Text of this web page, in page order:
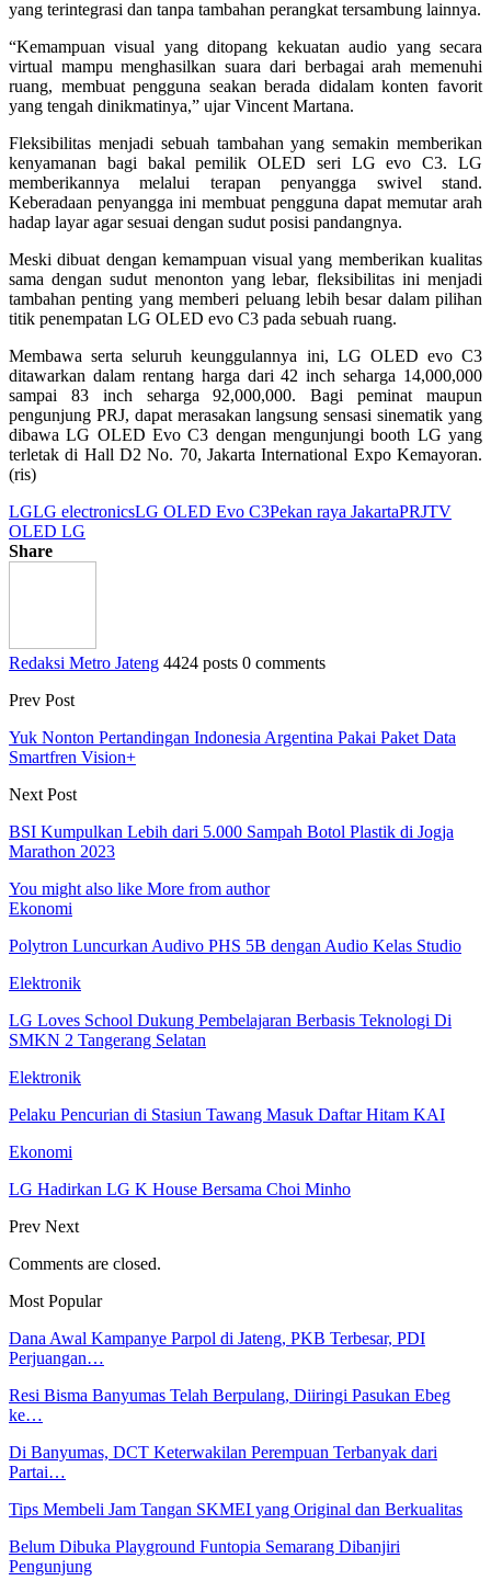
yang terintegrasi dan tanpa tambahan perangkat tersambung lainnya.
“Kemampuan visual yang ditopang kekuatan audio yang secara
virtual mampu menghasilkan suara dari berbagai arah memenuhi
ruang, membuat pengguna seakan berada didalam konten favorit
yang tengah dinikmatinya,” ujar Vincent Martana.
Fleksibilitas menjadi sebuah tambahan yang semakin memberikan
kenyamanan bagi bakal pemilik OLED seri LG evo C3. LG
memberikannya melalui terapan penyangga swivel stand.
Keberadaan penyangga ini membuat pengguna dapat memutar arah
hadap layar agar sesuai dengan sudut posisi pandangnya.
Meski dibuat dengan kemampuan visual yang memberikan kualitas
sama dengan sudut menonton yang lebar, fleksibilitas ini menjadi
tambahan penting yang memberi peluang lebih besar dalam pilihan
titik penempatan LG OLED evo C3 pada sebuah ruang.
Membawa serta seluruh keunggulannya ini, LG OLED evo C3
ditawarkan dalam rentang harga dari 42 inch seharga 14,000,000
sampai 83 inch seharga 92,000,000. Bagi peminat maupun
pengunjung PRJ, dapat merasakan langsung sensasi sinematik yang
dibawa LG OLED Evo C3 dengan mengunjungi booth LG yang
terletak di Hall D2 No. 70, Jakarta International Expo Kemayoran.
(ris)
LGLG electronicsLG OLED Evo C3Pekan raya JakartaPRJTV
OLED LG
Share
Redaksi Metro Jateng 4424 posts 0 comments
Prev Post
Yuk Nonton Pertandingan Indonesia Argentina Pakai Paket Data
Smartfren Vision+
Next Post
BSI Kumpulkan Lebih dari 5.000 Sampah Botol Plastik di Jogja
Marathon 2023
You might also like More from author
Ekonomi
Polytron Luncurkan Audivo PHS 5B dengan Audio Kelas Studio
Elektronik
LG Loves School Dukung Pembelajaran Berbasis Teknologi Di
SMKN 2 Tangerang Selatan
Elektronik
Pelaku Pencurian di Stasiun Tawang Masuk Daftar Hitam KAI
Ekonomi
LG Hadirkan LG K House Bersama Choi Minho
Prev Next
Comments are closed.
Most Popular
Dana Awal Kampanye Parpol di Jateng, PKB Terbesar, PDI
Perjuangan…
Resi Bisma Banyumas Telah Berpulang, Diiringi Pasukan Ebeg
ke…
Di Banyumas, DCT Keterwakilan Perempuan Terbanyak dari
Partai…
Tips Membeli Jam Tangan SKMEI yang Original dan Berkualitas
Belum Dibuka Playground Funtopia Semarang Dibanjiri
Pengunjung